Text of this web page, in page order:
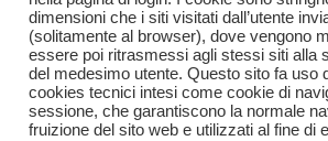
dimensioni che i siti visitati dall’utente
(solitamente al browser), dove vengono
essere poi ritrasmessi agli stessi siti alla
del medesimo utente. Questo sito fa uso
cookies tecnici intesi come cookie di
sessione, che garantiscono la normale
fruizione del sito web e utilizzati al fine di